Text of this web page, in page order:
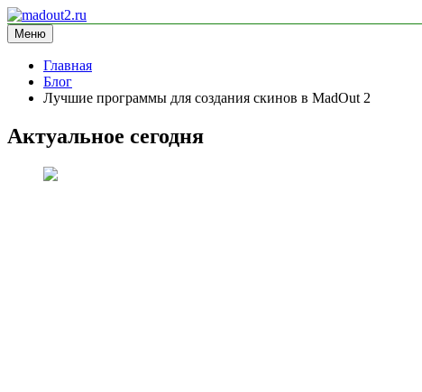
Перейти
к
содержимому
madout2.ru
информационный сайт
Меню
Главная
Блог
Лучшие программы для создания скинов в MadOut 2
Актуальное сегодня